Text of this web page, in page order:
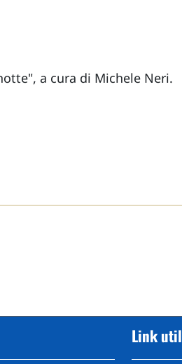
a cura di Michele Neri.
Link